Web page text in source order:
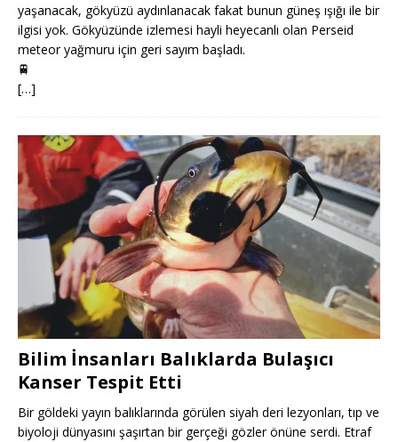
yaşanacak, gökyüzü aydınlanacak fakat bunun güneş ışığı ile bir
ilgisi yok. Gökyüzünde izlemesi hayli heyecanlı olan Perseid
meteor yağmuru için geri sayım başladı.
🚆
[…]
Bilim İnsanları Balıklarda Bulaşıcı
Kanser Tespit Etti
Bir göldeki yayın balıklarında görülen siyah deri lezyonları, tıp ve
biyoloji dünyasını şaşırtan bir gerçeği gözler önüne serdi. Etraf